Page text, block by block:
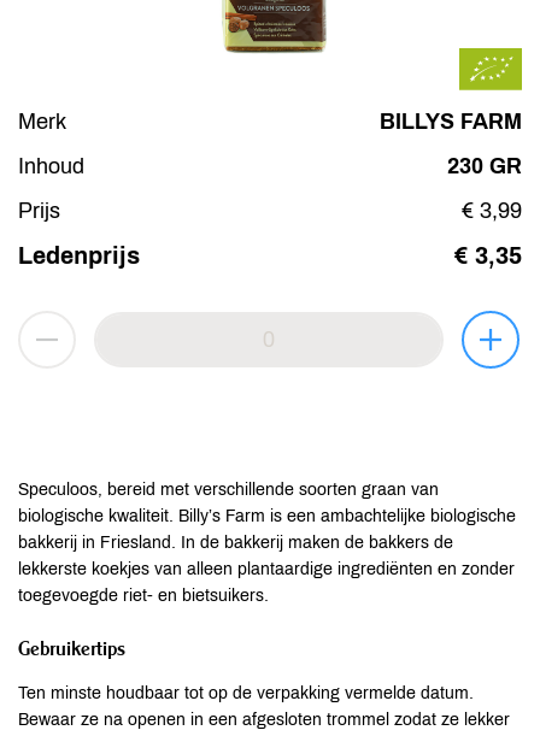
Merk
BILLYS FARM
Inhoud
230 GR
Prijs
€ 3,99
Ledenprijs € 3,35
Speculoos, bereid met verschillende soorten graan van
biologische kwaliteit. Billy’s Farm is een ambachtelijke biologische
bakkerij in Friesland. In de bakkerij maken de bakkers de
lekkerste koekjes van alleen plantaardige ingrediënten en zonder
toegevoegde riet- en bietsuikers.
Gebruikertips
Ten minste houdbaar tot op de verpakking vermelde datum.
Bewaar ze na openen in een afgesloten trommel zodat ze lekker